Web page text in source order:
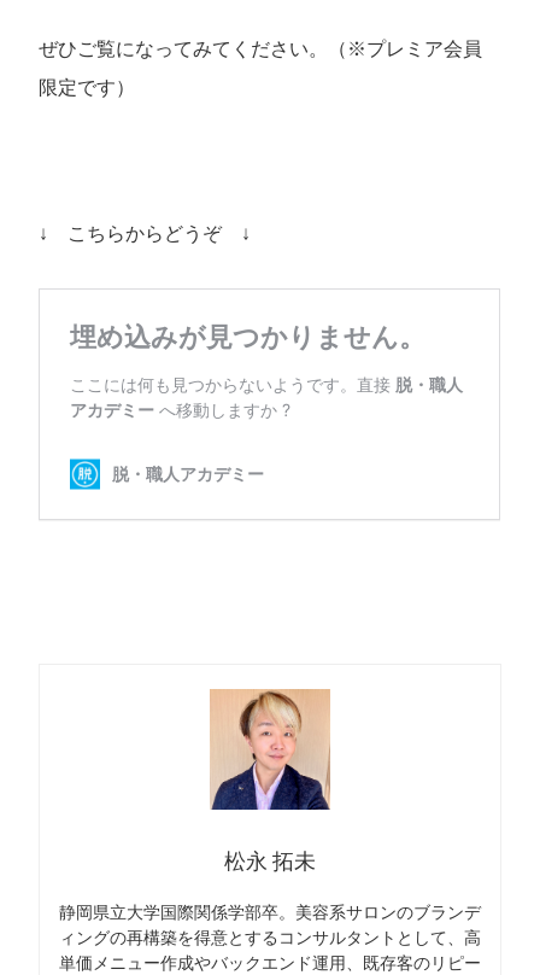
ぜひご覧になってみてください。（※プレミア会員
限定です）
↓ こちらからどうぞ ↓
松永 拓未
静岡県立大学国際関係学部卒。美容系サロンのブランデ
ィングの再構築を得意とするコンサルタントとして、高
単価メニュー作成やバックエンド運用、既存客のリピー